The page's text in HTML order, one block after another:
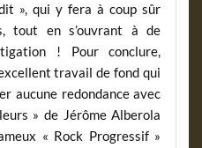
», qui y fera à coup sûr
tout en s’ouvrant à de
! Pour conclure,
travail de fond qui
aucune redondance avec
» de Jérôme Alberola
« Rock Progressif »